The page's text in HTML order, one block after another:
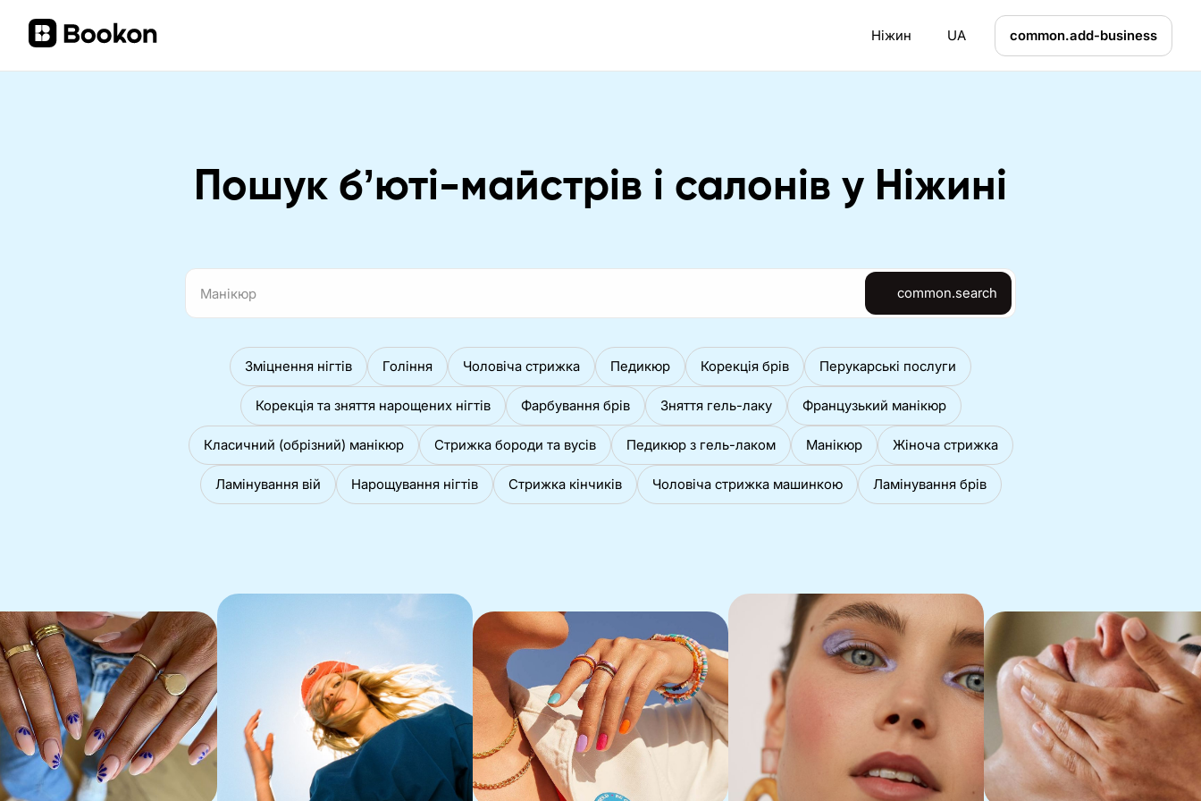
Ніжин UA common.add-business
Пошук бʼюті-майстрів і салонів у Ніжині
common.search
Зміцнення нігтів Гоління Чоловіча стрижка Педикюр Корекція брів Перукарські послуги
Корекція та зняття нарощених нігтів Фарбування брів Зняття гель-лаку Французький манікюр
Класичний (обрізний) манікюр Стрижка бороди та вусів Педикюр з гель-лаком Манікюр Жіноча стрижка
Ламінування вій Нарощування нігтів Стрижка кінчиків Чоловіча стрижка машинкою Ламінування брів